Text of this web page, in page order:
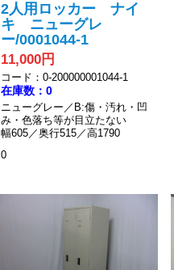
2人用ロッカー ナイ
キ ニューグレ
ー/0001044-1
11,000円
コード：0-200000001044-1
在庫数：0
ニューグレー／B:傷・汚れ・凹
み・色落ち等が目立たない
幅605／奥行515／高1790
0